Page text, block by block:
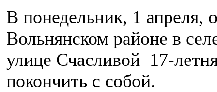
В понедельник, 1 апреля,
Вольнянском районе в
улице Счасливой 17-
покончить с собой.